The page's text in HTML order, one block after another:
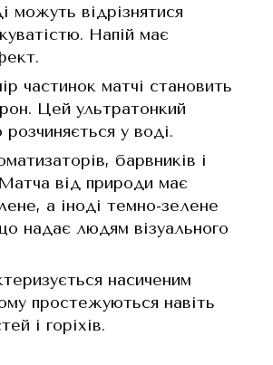
можуть відрізнятися
Напій має
частинок матчі становить
Цей ультратонкий
у воді.
барвників і
від природи має
а іноді темно-зелене
надає людям візуального
насиченим
простежуються навіть
і горіхів.